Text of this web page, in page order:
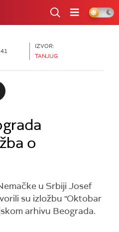
IZVOR:
TANJUG
o
u Srbiji Josef
su izložbu "Oktobar
arhivu Beograda.